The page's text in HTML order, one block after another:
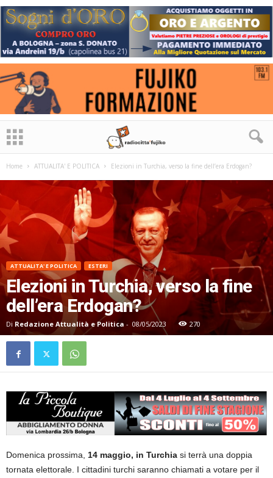
Home ATTUALITA' E POLITICA Elezioni in Turchia, verso la fine dell’era Erdogan?
ATTUALITA' E POLITICA ESTERI
Elezioni in Turchia, verso la fine
dell’era Erdogan?
Di Redazione Attualità e Politica - 08/05/2023 270
Domenica prossima, 14 maggio, in Turchia si terrà una doppia
tornata elettorale. I cittadini turchi saranno chiamati a votare per il